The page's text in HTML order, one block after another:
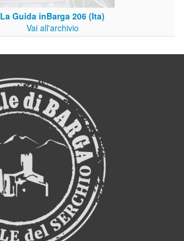
La Guida inBarga 206 (Ita)
Vai all'archivio